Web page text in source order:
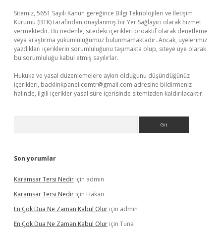
Sitemiz, 5651 Sayılı Kanun gereğince Bilgi Teknolojileri ve İletişim
Kurumu (BTK) tarafından onaylanmış bir Yer Sağlayıcı olarak hizmet
vermektedir. Bu nedenle, sitedeki içerikleri proaktif olarak denetleme
veya araştırma yükümlülüğümüz bulunmamaktadır. Ancak, üyelerimiz
yazdıkları içeriklerin sorumluluğunu taşımakta olup, siteye üye olarak
bu sorumluluğu kabul etmiş sayılırlar.
Hukuka ve yasal düzenlemelere aykırı olduğunu düşündüğünüz
içerikleri, backlinkpanelicomtr@gmail.com adresine bildirmeniz
halinde, ilgili içerikler yasal süre içerisinde sitemizden kaldırılacaktır.
Son yorumlar
Karamsar Tersi Nedir için admin
Karamsar Tersi Nedir için Hakan
En Çok Dua Ne Zaman Kabul Olur için admin
En Çok Dua Ne Zaman Kabul Olur için Tuna